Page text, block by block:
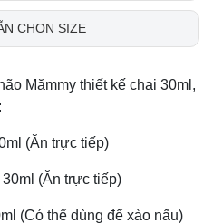
CHỌN SIZE
Mămmy thiết kế chai 30ml,
(Ăn trực tiếp)
(Ăn trực tiếp)
(Có thể dùng để xào nấu)